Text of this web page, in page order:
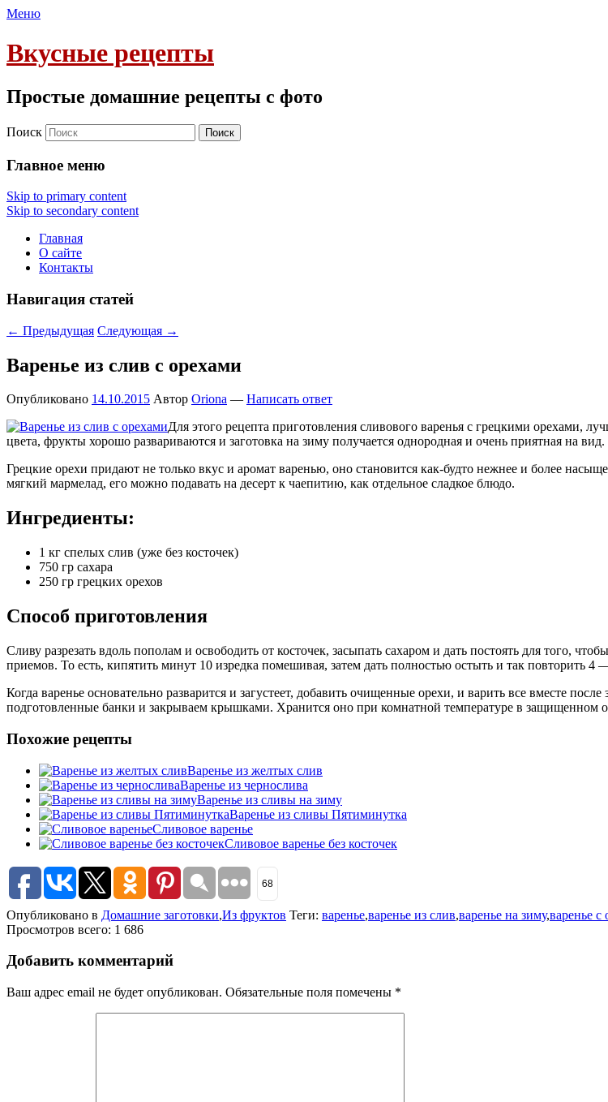
Меню
Вкусные рецепты
Простые домашние рецепты с фото
Поиск
Главное меню
Skip to primary content
Skip to secondary content
Главная
О сайте
Контакты
Навигация статей
← Предыдущая Следующая →
Варенье из слив с орехами
Опубликовано 14.10.2015 Автор Oriona — Написать ответ
Для этого рецепта приготовления сливового варенья с грецкими орехами,
цвета, фрукты хорошо развариваются и заготовка на зиму получается однородная и очень приятная на вид.
Грецкие орехи придают не только вкус и аромат варенью, оно становится как-будто нежнее и более
мягкий мармелад, его можно подавать на десерт к чаепитию, как отдельное сладкое блюдо.
Ингредиенты:
1 кг спелых слив (уже без косточек)
750 гр сахара
250 гр грецких орехов
Способ приготовления
Сливу разрезать вдоль пополам и освободить от косточек, засыпать сахаром и дать постоять для того,
приемов. То есть, кипятить минут 10 изредка помешивая, затем дать полностью остыть и так повторить 4
Когда варенье основательно разварится и загустеет, добавить очищенные орехи, и варить все вместе
подготовленные банки и закрываем крышками. Хранится оно при комнатной температуре в защищенном
Похожие рецепты
Варенье из желтых слив
Варенье из чернослива
Варенье из сливы на зиму
Варенье из сливы Пятиминутка
Сливовое варенье
Сливовое варенье без косточек
68
Опубликовано в Домашние заготовки,Из фруктов Теги: варенье,варенье из слив,варенье на зиму,варенье с
Просмотров всего: 1 686
Добавить комментарий
Ваш адрес email не будет опубликован. Обязательные поля помечены *